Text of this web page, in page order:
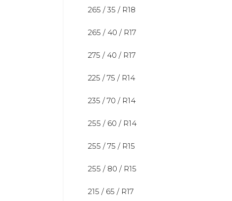
265 / 35 / R18
265 / 40 / R17
275 / 40 / R17
225 / 75 / R14
235 / 70 / R14
255 / 60 / R14
255 / 75 / R15
255 / 80 / R15
215 / 65 / R17